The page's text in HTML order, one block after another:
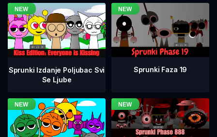
Sprunki Izdanje Poljubac Svi
Se Ljube
Sprunki Faza 19